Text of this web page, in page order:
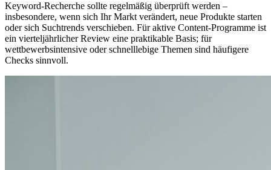
Keyword-Recherche sollte regelmäßig überprüft werden –
insbesondere, wenn sich Ihr Markt verändert, neue Produkte starten
oder sich Suchtrends verschieben. Für aktive Content-Programme ist
ein vierteljährlicher Review eine praktikable Basis; für
wettbewerbsintensive oder schnelllebige Themen sind häufigere
Checks sinnvoll.